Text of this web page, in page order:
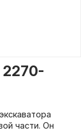
части. Он